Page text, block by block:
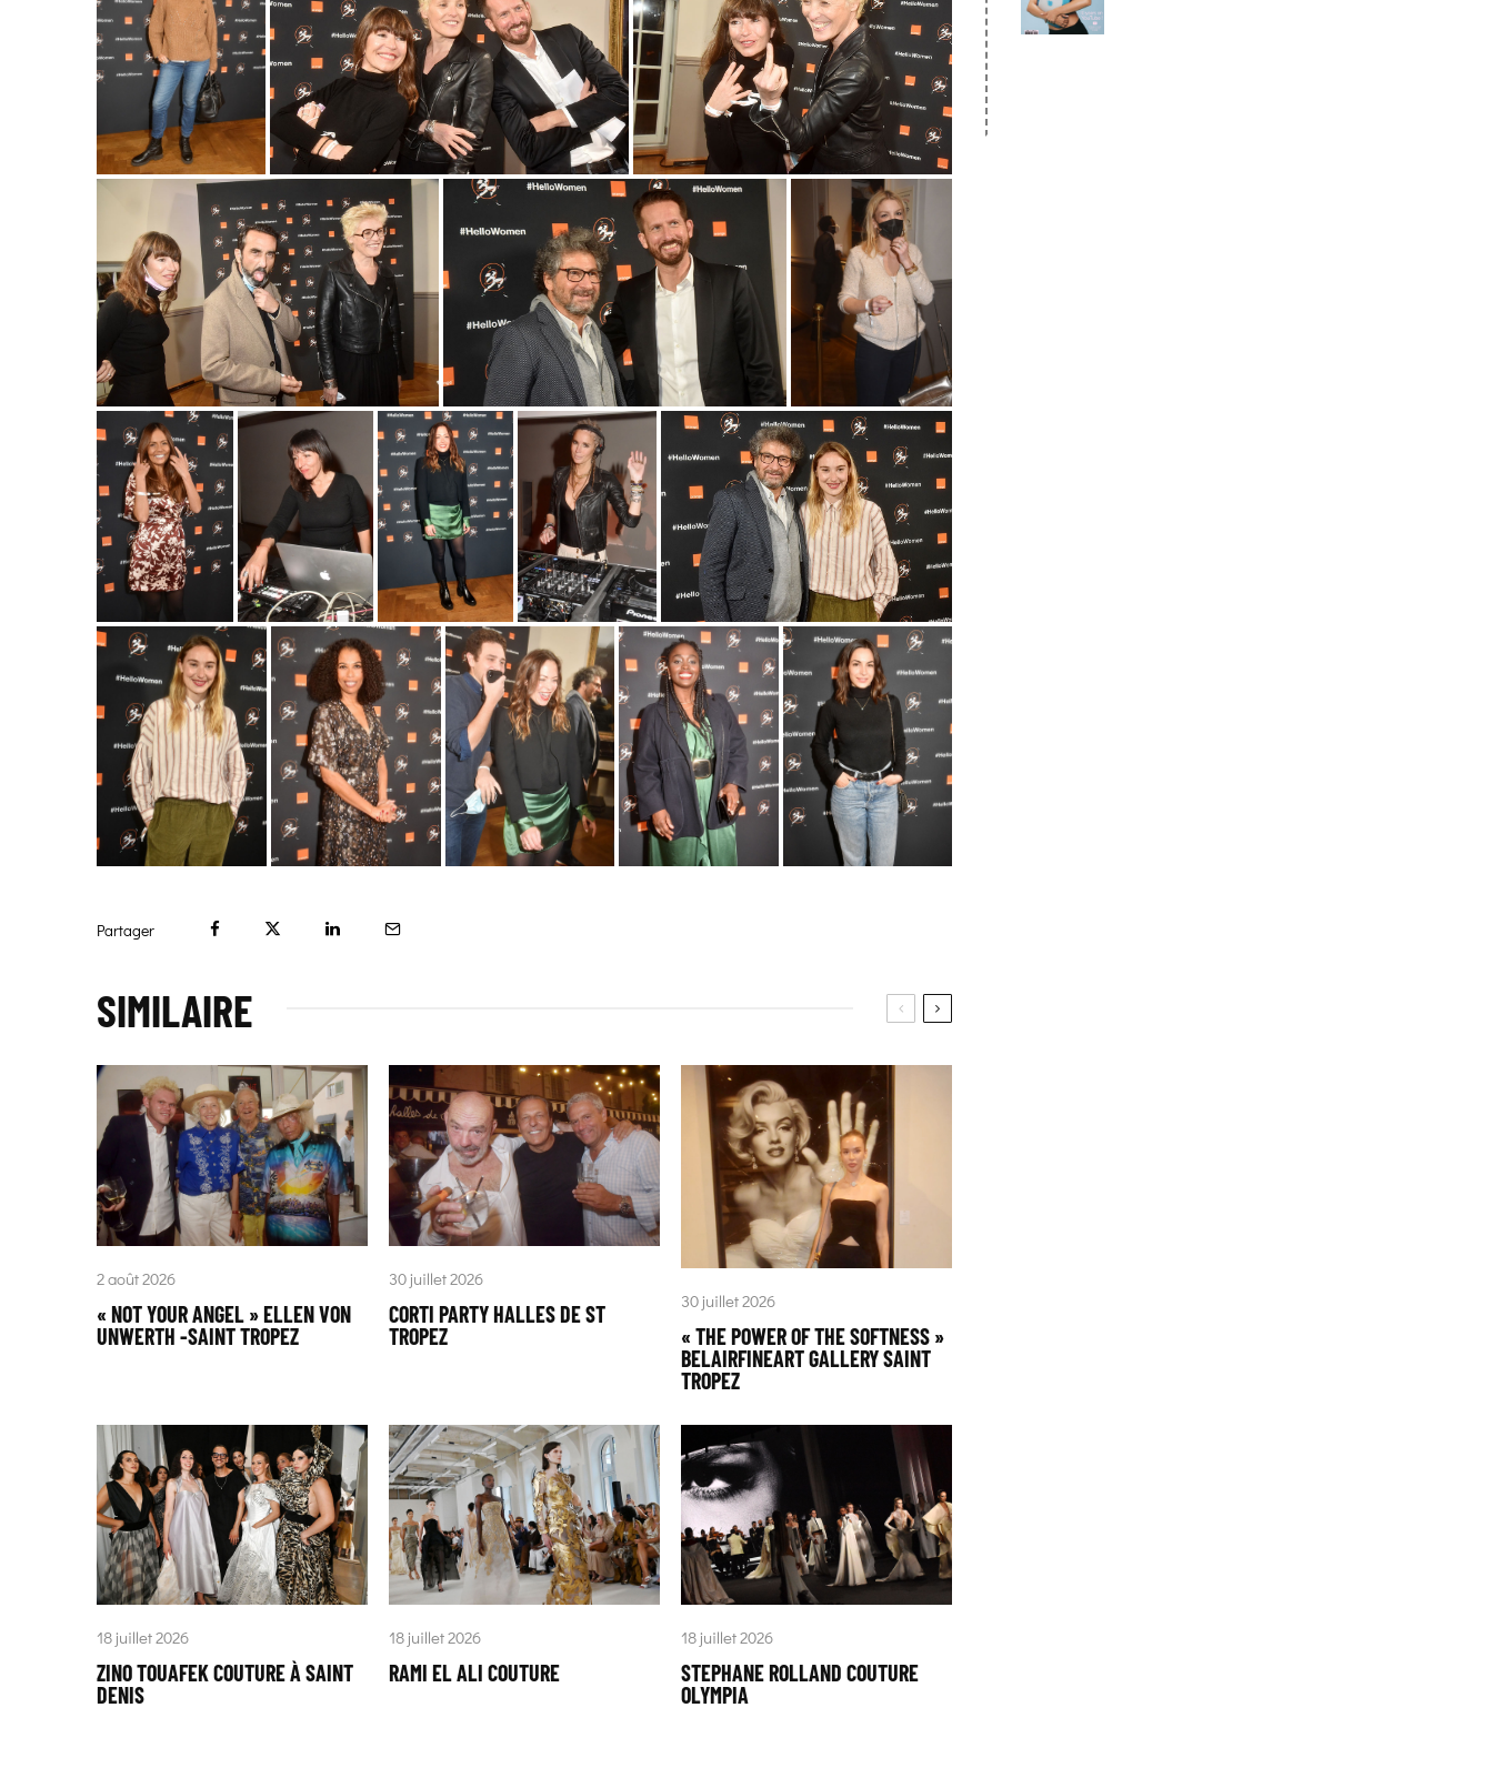
Partager
SIMILAIRE
2 août 2026
« NOT YOUR ANGEL » ELLEN VON
UNWERTH -SAINT TROPEZ
30 juillet 2026
CORTI PARTY HALLES DE ST
TROPEZ
30 juillet 2026
« THE POWER OF THE SOFTNESS »
BELAIRFINEART GALLERY SAINT
TROPEZ
18 juillet 2026
ZINO TOUAFEK COUTURE À SAINT
DENIS
18 juillet 2026
RAMI EL ALI COUTURE
18 juillet 2026
STEPHANE ROLLAND COUTURE
OLYMPIA